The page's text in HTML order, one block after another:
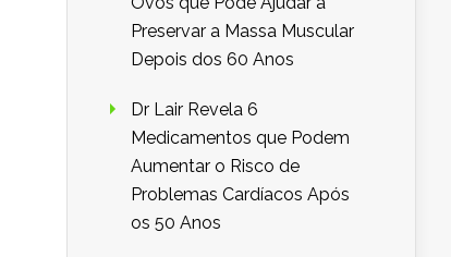
Preservar a Massa Muscular
Depois dos 60 Anos
Dr Lair Revela 6
Medicamentos que Podem
Aumentar o Risco de
Problemas Cardíacos Após
os 50 Anos